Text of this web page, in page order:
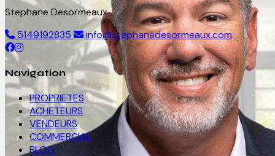
Stephane Desormeaux
5149192835
info@stephanedesormeaux.com
Navigation
PROPRIETES
ACHETEURS
VENDEURS
COMMERCIAL
BLOG